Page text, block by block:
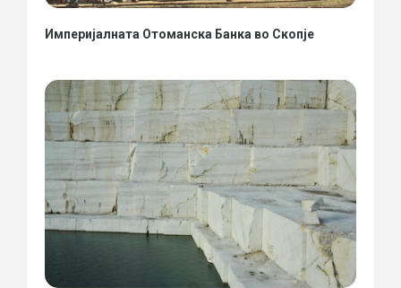
Империјалната Отоманска Банка во Скопје